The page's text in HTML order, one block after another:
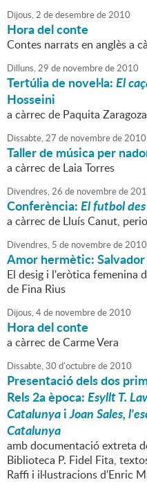
Dijous,2 dedesembrede2010
Hora del conte
Contes narrats en anglès a
Dilluns,29 de novembrede2010
Tertúlia de novel·la:El
Hosseini
a càrrec de Paquita Zaragoza
Dissabte,27 de novembrede2010
Taller de música per
a càrrec de Laia Torres
Divendres,26 de novembrede
Conferència:El futbol
a càrrec de Lluís Canut,
Divendres, 5 de novembrede2010
Amor hermètic: Salvador
El desig i l'eròtica femenina
de Fina Rius
Dijous,4de novembrede2010
Hora del conte
a càrrec de Carme Vera
Dissabte,30 d'octubrede2010
Presentació dels dos
Rels 2a època:Esyllt T.
CatalunyaiJoan Sales,
Catalunya
amb documentació extreta
Biblioteca P. Fidel Fita,
Raffi i il·lustracions d'Enric